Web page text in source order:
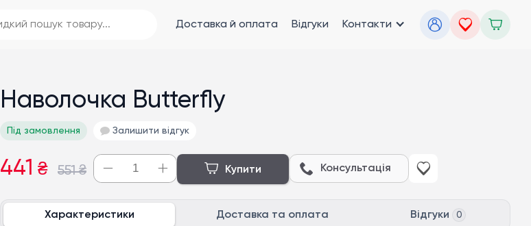
Доставка й оплата Відгуки Контакти
Наволочка Butterfly
Під замовлення Залишити відгук
441 ₴ 551₴ Купити Консультація
Характеристики Доставка та оплата Відгуки 0